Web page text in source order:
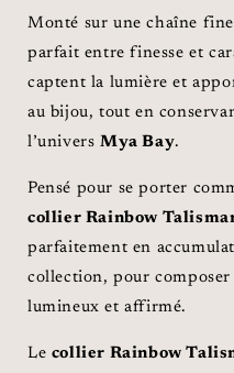
Monté sur une chaîne
parfait entre finesse et
captent la lumière et
au bijou, tout en
l’univers Mya Bay.
Pensé pour se porter
collier Rainbow
parfaitement en
collection, pour
lumineux et affirmé.
Le collier Rainbow